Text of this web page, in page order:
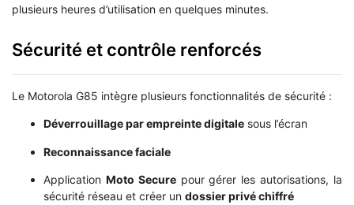
plusieurs heures d’utilisation en quelques minutes.
Sécurité et contrôle renforcés
Le Motorola G85 intègre plusieurs fonctionnalités de sécurité :
Déverrouillage par empreinte digitale sous l’écran
Reconnaissance faciale
Application Moto Securepour gérer les autorisations, la
sécurité réseau et créer un dossier privé chiffré